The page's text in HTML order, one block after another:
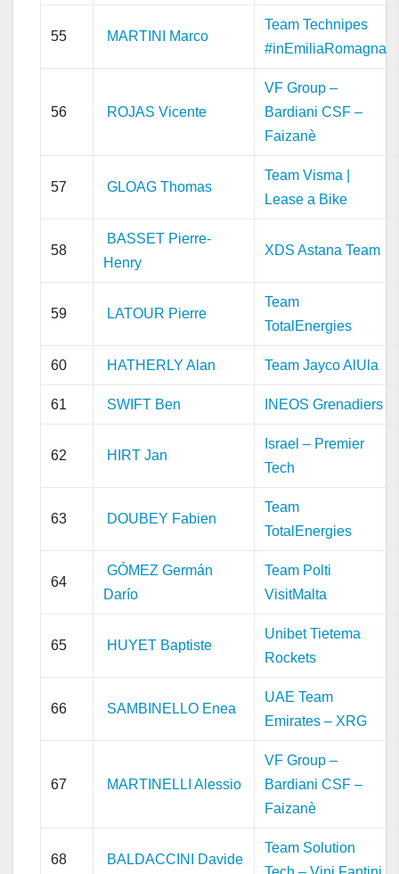
55 MARTINI Marco
Team Technipes
#inEmiliaRomagna
56 ROJAS Vicente
VF Group –
Bardiani CSF –
Faizanè
57 GLOAG Thomas
Team Visma |
Lease a Bike
58
BASSET Pierre-
Henry
XDS Astana Team
59 LATOUR Pierre
Team
TotalEnergies
60 HATHERLY Alan Team Jayco AlUla
61 SWIFT Ben INEOS Grenadiers
62 HIRT Jan
Israel – Premier
Tech
63 DOUBEY Fabien
Team
TotalEnergies
64
GÓMEZ Germán
Darío
Team Polti
VisitMalta
65 HUYET Baptiste
Unibet Tietema
Rockets
66 SAMBINELLO Enea
UAE Team
Emirates – XRG
67 MARTINELLI Alessio
VF Group –
Bardiani CSF –
Faizanè
68 BALDACCINI Davide
Team Solution